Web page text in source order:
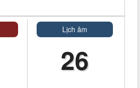
Lịch âm
26